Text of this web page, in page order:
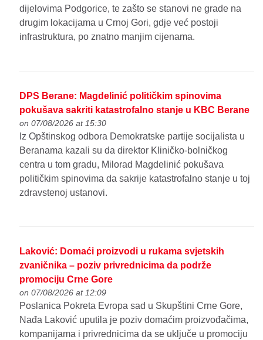
dijelovima Podgorice, te zašto se stanovi ne grade na
drugim lokacijama u Crnoj Gori, gdje već postoji
infrastruktura, po znatno manjim cijenama.
DPS Berane: Magdelinić političkim spinovima
pokušava sakriti katastrofalno stanje u KBC Berane
on 07/08/2026 at 15:30
Iz Opštinskog odbora Demokratske partije socijalista u
Beranama kazali su da direktor Kliničko-bolničkog
centra u tom gradu, Milorad Magdelinić pokušava
političkim spinovima da sakrije katastrofalno stanje u toj
zdravstenoj ustanovi.
Laković: Domaći proizvodi u rukama svjetskih
zvaničnika – poziv privrednicima da podrže
promociju Crne Gore
on 07/08/2026 at 12:09
Poslanica Pokreta Evropa sad u Skupštini Crne Gore,
Nađa Laković uputila je poziv domaćim proizvođačima,
kompanijama i privrednicima da se uključe u promociju